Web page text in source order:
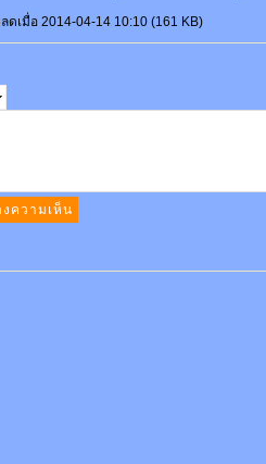
ดเมื่อ 2014-04-14 10:10 (161 KB)